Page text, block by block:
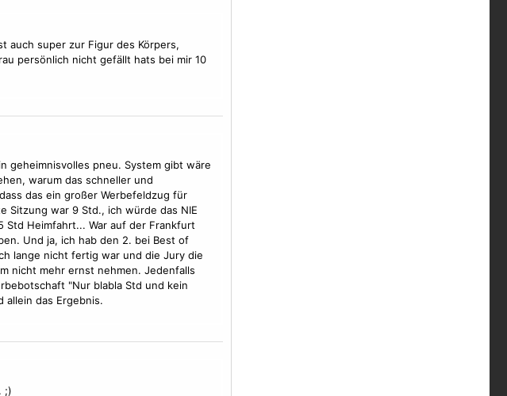
auch super zur Figur des Körpers,
persönlich nicht gefällt hats bei mir 10
geheimnisvolles pneu. System gibt wäre
warum das schneller und
das ein großer Werbefeldzug für
Sitzung war 9 Std., ich würde das NIE
Std Heimfahrt... War auf der Frankfurt
Und ja, ich hab den 2. bei Best of
lange nicht fertig war und die Jury die
nicht mehr ernst nehmen. Jedenfalls
"Nur blabla Std und kein
allein das Ergebnis.
;)